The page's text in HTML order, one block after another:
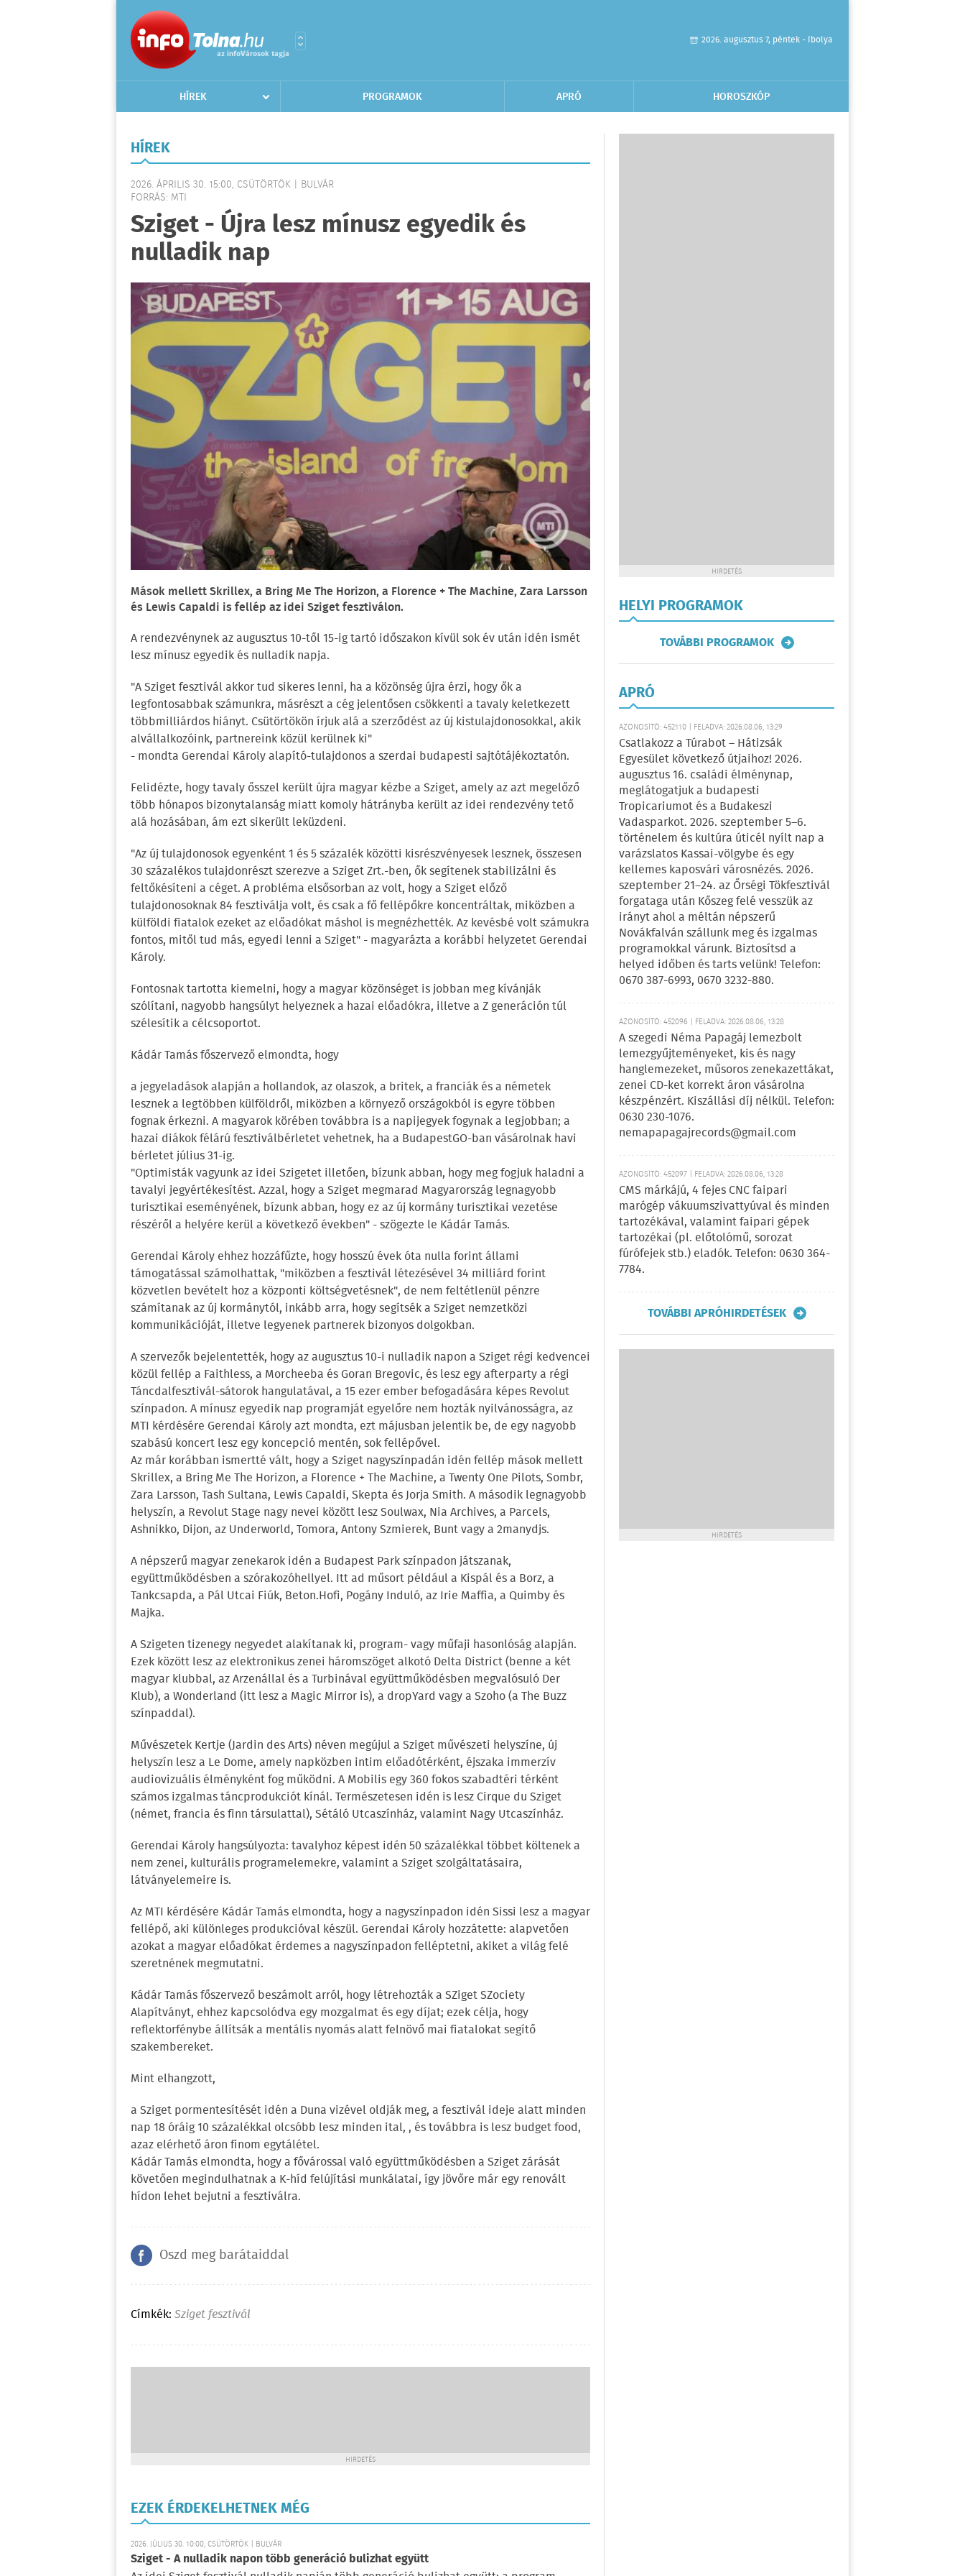
2026. augusztus 7, péntek - Ibolya
HÍREK PROGRAMOK APRÓ HOROSZKÓP
HÍREK
2026. ÁPRILIS 30. 15:00, CSÜTÖRTÖK | BULVÁR
FORRÁS: MTI
Sziget - Újra lesz mínusz egyedik és
nulladik nap
Mások mellett Skrillex, a Bring Me The Horizon, a Florence + The Machine, Zara Larsson
és Lewis Capaldi is fellép az idei Sziget fesztiválon.
A rendezvénynek az augusztus 10-től 15-ig tartó időszakon kívül sok év után idén ismét
lesz mínusz egyedik és nulladik napja.
"A Sziget fesztivál akkor tud sikeres lenni, ha a közönség újra érzi, hogy ők a
legfontosabbak számunkra, másrészt a cég jelentősen csökkenti a tavaly keletkezett
többmilliárdos hiányt. Csütörtökön írjuk alá a szerződést az új kistulajdonosokkal, akik
alvállalkozóink, partnereink közül kerülnek ki"
- mondta Gerendai Károly alapító-tulajdonos a szerdai budapesti sajtótájékoztatón.
Felidézte, hogy tavaly ősszel került újra magyar kézbe a Sziget, amely az azt megelőző
több hónapos bizonytalanság miatt komoly hátrányba került az idei rendezvény tető
alá hozásában, ám ezt sikerült leküzdeni.
"Az új tulajdonosok egyenként 1 és 5 százalék közötti kisrészvényesek lesznek, összesen
30 százalékos tulajdonrészt szerezve a Sziget Zrt.-ben, ők segítenek stabilizálni és
feltőkésíteni a céget. A probléma elsősorban az volt, hogy a Sziget előző
tulajdonosoknak 84 fesztiválja volt, és csak a fő fellépőkre koncentráltak, miközben a
külföldi fiatalok ezeket az előadókat máshol is megnézhették. Az kevésbé volt számukra
fontos, mitől tud más, egyedi lenni a Sziget" - magyarázta a korábbi helyzetet Gerendai
Károly.
Fontosnak tartotta kiemelni, hogy a magyar közönséget is jobban meg kívánják
szólítani, nagyobb hangsúlyt helyeznek a hazai előadókra, illetve a Z generáción túl
szélesítik a célcsoportot.
Kádár Tamás főszervező elmondta, hogy
a jegyeladások alapján a hollandok, az olaszok, a britek, a franciák és a németek
lesznek a legtöbben külföldről, miközben a környező országokból is egyre többen
fognak érkezni. A magyarok körében továbbra is a napijegyek fogynak a legjobban; a
hazai diákok félárú fesztiválbérletet vehetnek, ha a BudapestGO-ban vásárolnak havi
bérletet július 31-ig.
"Optimisták vagyunk az idei Szigetet illetően, bízunk abban, hogy meg fogjuk haladni a
tavalyi jegyértékesítést. Azzal, hogy a Sziget megmarad Magyarország legnagyobb
turisztikai eseményének, bízunk abban, hogy ez az új kormány turisztikai vezetése
részéről a helyére kerül a következő években" - szögezte le Kádár Tamás.
Gerendai Károly ehhez hozzáfűzte, hogy hosszú évek óta nulla forint állami
támogatással számolhattak, "miközben a fesztivál létezésével 34 milliárd forint
közvetlen bevételt hoz a központi költségvetésnek", de nem feltétlenül pénzre
számítanak az új kormánytól, inkább arra, hogy segítsék a Sziget nemzetközi
kommunikációját, illetve legyenek partnerek bizonyos dolgokban.
A szervezők bejelentették, hogy az augusztus 10-i nulladik napon a Sziget régi kedvencei
közül fellép a Faithless, a Morcheeba és Goran Bregovic, és lesz egy afterparty a régi
Táncdalfesztivál-sátorok hangulatával, a 15 ezer ember befogadására képes Revolut
színpadon. A mínusz egyedik nap programját egyelőre nem hozták nyilvánosságra, az
MTI kérdésére Gerendai Károly azt mondta, ezt májusban jelentik be, de egy nagyobb
szabású koncert lesz egy koncepció mentén, sok fellépővel.
Az már korábban ismertté vált, hogy a Sziget nagyszínpadán idén fellép mások mellett
Skrillex, a Bring Me The Horizon, a Florence + The Machine, a Twenty One Pilots, Sombr,
Zara Larsson, Tash Sultana, Lewis Capaldi, Skepta és Jorja Smith. A második legnagyobb
helyszín, a Revolut Stage nagy nevei között lesz Soulwax, Nia Archives, a Parcels,
Ashnikko, Dijon, az Underworld, Tomora, Antony Szmierek, Bunt vagy a 2manydjs.
A népszerű magyar zenekarok idén a Budapest Park színpadon játszanak,
együttműködésben a szórakozóhellyel. Itt ad műsort például a Kispál és a Borz, a
Tankcsapda, a Pál Utcai Fiúk, Beton.Hofi, Pogány Induló, az Irie Maffia, a Quimby és
Majka.
A Szigeten tizenegy negyedet alakítanak ki, program- vagy műfaji hasonlóság alapján.
Ezek között lesz az elektronikus zenei háromszöget alkotó Delta District (benne a két
magyar klubbal, az Arzenállal és a Turbinával együttműködésben megvalósuló Der
Klub), a Wonderland (itt lesz a Magic Mirror is), a dropYard vagy a Szoho (a The Buzz
színpaddal).
Művészetek Kertje (Jardin des Arts) néven megújul a Sziget művészeti helyszíne, új
helyszín lesz a Le Dome, amely napközben intim előadótérként, éjszaka immerzív
audiovizuális élményként fog működni. A Mobilis egy 360 fokos szabadtéri térként
számos izgalmas táncprodukciót kínál. Természetesen idén is lesz Cirque du Sziget
(német, francia és finn társulattal), Sétáló Utcaszínház, valamint Nagy Utcaszínház.
Gerendai Károly hangsúlyozta: tavalyhoz képest idén 50 százalékkal többet költenek a
nem zenei, kulturális programelemekre, valamint a Sziget szolgáltatásaira,
látványelemeire is.
Az MTI kérdésére Kádár Tamás elmondta, hogy a nagyszínpadon idén Sissi lesz a magyar
fellépő, aki különleges produkcióval készül. Gerendai Károly hozzátette: alapvetően
azokat a magyar előadókat érdemes a nagyszínpadon felléptetni, akiket a világ felé
szeretnének megmutatni.
Kádár Tamás főszervező beszámolt arról, hogy létrehozták a SZiget SZociety
Alapítványt, ehhez kapcsolódva egy mozgalmat és egy díjat; ezek célja, hogy
reflektorfénybe állítsák a mentális nyomás alatt felnövő mai fiatalokat segítő
szakembereket.
Mint elhangzott,
a Sziget pormentesítését idén a Duna vizével oldják meg, a fesztivál ideje alatt minden
nap 18 óráig 10 százalékkal olcsóbb lesz minden ital, , és továbbra is lesz budget food,
azaz elérhető áron finom egytálétel.
Kádár Tamás elmondta, hogy a fővárossal való együttműködésben a Sziget zárását
követően megindulhatnak a K-híd felújítási munkálatai, így jövőre már egy renovált
hídon lehet bejutni a fesztiválra.
Oszd meg barátaiddal
Címkék: Sziget fesztivál
HIRDETÉS
EZEK ÉRDEKELHETNEK MÉG
2026. JÚLIUS 30. 10:00, CSÜTÖRTÖK | BULVÁR
Sziget - A nulladik napon több generáció bulizhat együtt
HIRDETÉS
HELYI PROGRAMOK
TOVÁBBI PROGRAMOK
APRÓ
AZONOSÍTÓ: 452110 | FELADVA: 2026.08.06, 13:29
Csatlakozz a Túrabot – Hátizsák
Egyesület következő útjaihoz! 2026.
augusztus 16. családi élménynap,
meglátogatjuk a budapesti
Tropicariumot és a Budakeszi
Vadasparkot. 2026. szeptember 5–6.
történelem és kultúra úticél nyílt nap a
varázslatos Kassai-völgybe és egy
kellemes kaposvári városnézés. 2026.
szeptember 21–24. az Őrségi Tökfesztivál
forgataga után Kőszeg felé vesszük az
irányt ahol a méltán népszerű
Novákfalván szállunk meg és izgalmas
programokkal várunk. Biztosítsd a
helyed időben és tarts velünk! Telefon:
0670 387-6993, 0670 3232-880.
AZONOSÍTÓ: 452096 | FELADVA: 2026.08.06, 13:28
A szegedi Néma Papagáj lemezbolt
lemezgyűjteményeket, kis és nagy
hanglemezeket, műsoros zenekazettákat,
zenei CD-ket korrekt áron vásárolna
készpénzért. Kiszállási díj nélkül. Telefon:
0630 230-1076.
nemapapagajrecords@gmail.com
AZONOSÍTÓ: 452097 | FELADVA: 2026.08.06, 13:28
CMS márkájú, 4 fejes CNC faipari
marógép vákuumszivattyúval és minden
tartozékával, valamint faipari gépek
tartozékai (pl. előtolómű, sorozat
fúrófejek stb.) eladók. Telefon: 0630 364-
7784.
TOVÁBBI APRÓHIRDETÉSEK
HIRDETÉS